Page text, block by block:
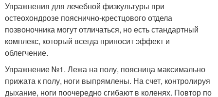
Упражнения для лечебной физкультуры при
остеохондрозе пояснично-крестцового отдела
позвоночника могут отличаться, но есть стандартный
комплекс, который всегда приносит эффект и
облегчение.
Упражнение №1. Лежа на полу, поясница максимально
прижата к полу, ноги выпрямлены. На счет, контролируя
дыхание, ноги поочередно сгибают в коленях. Повтор по